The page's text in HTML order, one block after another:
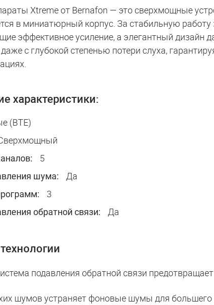
Xtreme от Bernafon — это сверхмощные
в миниатюрный корпус. За стабильную
эффективное усиление, а элегантный дизайн
с глубокой степенью потери слуха,
характеристики:
(BTE)
5
шума: Да
3
обратной связи: Да
подавления обратной связи
шумов устраняет фоновые шумы для большего